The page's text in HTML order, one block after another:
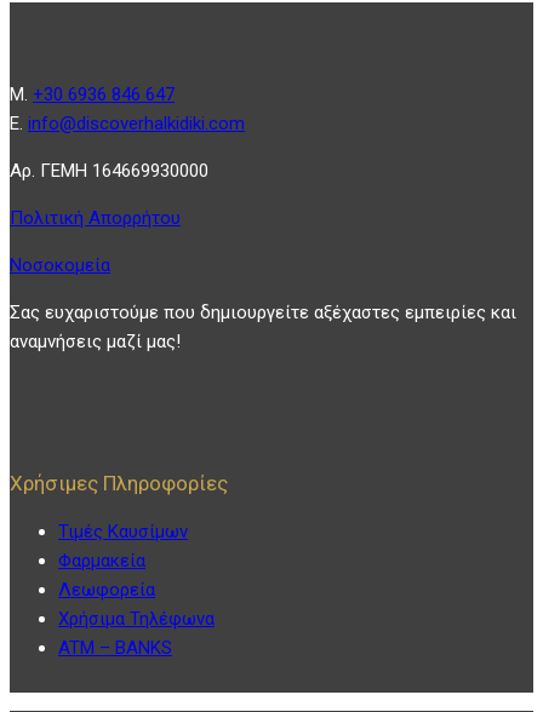
Μ. +30 6936 846 647
Ε. info@discoverhalkidiki.com
Αρ. ΓΕΜΗ 164669930000
Πολιτική Απορρήτου
Νοσοκομεία
Σας ευχαριστούμε που δημιουργείτε αξέχαστες εμπειρίες και
αναμνήσεις μαζί μας!
Χρήσιμες Πληροφορίες
Τιμές Καυσίμων
Φαρμακεία
Λεωφορεία
Χρήσιμα Τηλέφωνα
ATM – BANKS